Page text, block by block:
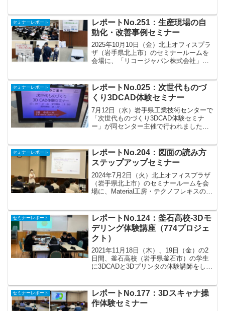
ステム「AIQ（アイク）」の紹介をして
いただき...
セミナーレポート
レポートNo.251：生産現場の自
動化・改善事例セミナー
2025年10月10日（金）北上オフィスプラ
ザ（岩手県北上市）のセミナールームを
会場に、「リコージャパン株式会社」様
を開催しました。製造業において、生産
ラインの効率化...
セミナーレポート
レポートNo.025：次世代ものづ
くり3DCAD体験セミナー
7月12日（水）岩手県工業技術センターで
「次世代ものづくり3DCAD体験セミナ
ー」が同センター主催で行われました。
の紹介があった後に、最新CADのトレン
ドについて、オー...
セミナーレポート
レポートNo.204：図面の読み方
ステップアップセミナー
2024年7月2日（火）北上オフィスプラザ
（岩手県北上市）のセミナールームを会
場に、Material工房・テクノフレキスの藤
た。定員20名を超え、受講者30名の大盛
況で...
セミナーレポート
レポートNo.124：釜石高校-3Dモ
デリング体験講座（774プロジェ
クト）
2021年11月18日（木）、19日（金）の2
日間、釜石高校（岩手県釜石市）の学生
に3DCADと3Dプリンタの体験講師をして
募っての開催でした。774プロジェク...
セミナーレポート
レポートNo.177：3Dスキャナ操
作体験セミナー